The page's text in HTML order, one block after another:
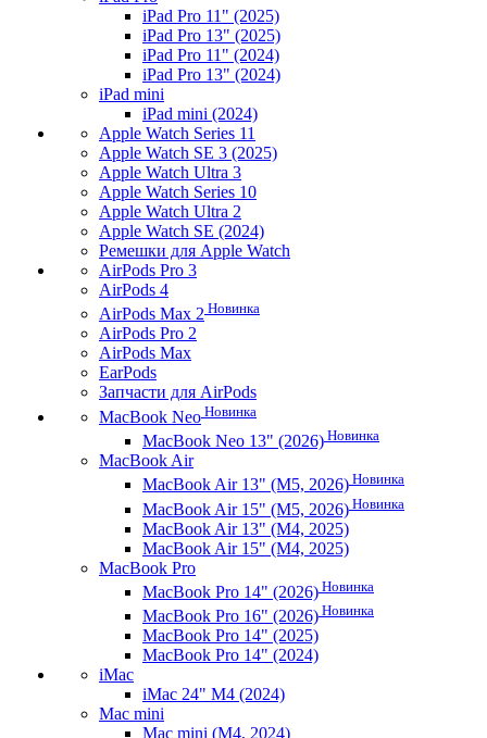
iPad Pro 11" (2025)
iPad Pro 13" (2025)
iPad Pro 11" (2024)
iPad Pro 13" (2024)
iPad mini
iPad mini (2024)
Apple Watch Series 11
Apple Watch SE 3 (2025)
Apple Watch Ultra 3
Apple Watch Series 10
Apple Watch Ultra 2
Apple Watch SE (2024)
Ремешки для Apple Watch
AirPods Pro 3
AirPods 4
AirPods Max 2 Новинка
AirPods Pro 2
AirPods Max
EarPods
Запчасти для AirPods
MacBook Neo Новинка
MacBook Neo 13" (2026) Новинка
MacBook Air
MacBook Air 13" (M5, 2026) Новинка
MacBook Air 15" (M5, 2026) Новинка
MacBook Air 13" (M4, 2025)
MacBook Air 15" (M4, 2025)
MacBook Pro
MacBook Pro 14" (2026) Новинка
MacBook Pro 16" (2026) Новинка
MacBook Pro 14" (2025)
MacBook Pro 14" (2024)
iMac
iMac 24" M4 (2024)
Mac mini
Mac mini (M4, 2024)